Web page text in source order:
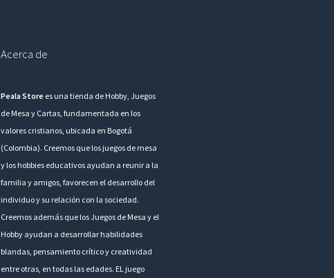
Acerca de
Peala Store es una tienda de Hobby, Juegos
de Mesa y Cartas, fundamentada en los
valores cristianos, ubicada en Bogotá
(Colombia). Creemos que los juegos de mesa
y los hobbies educativos ayudan a reunir a la
familia y amigos, favorecen el desarrollo del
individuo y su relación con la sociedad.
Creemos además que los Juegos de Mesa y el
Hobby ayudan a desarrollar habilidades
blandas, pensamiento crítico y creatividad
entre otras, en todas las edades. EL juego